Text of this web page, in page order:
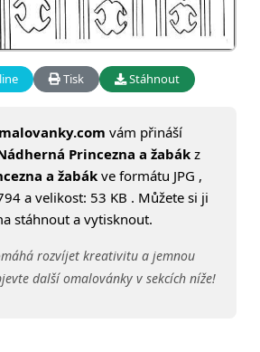
Tisk Stáhnout
vám přináší
Princezna a žabák z
a žabák ve formátu JPG ,
a velikost: 53 KB . Můžete si ji
stáhnout a vytisknout.
rozvíjet kreativitu a jemnou
další omalovánky v sekcích níže!